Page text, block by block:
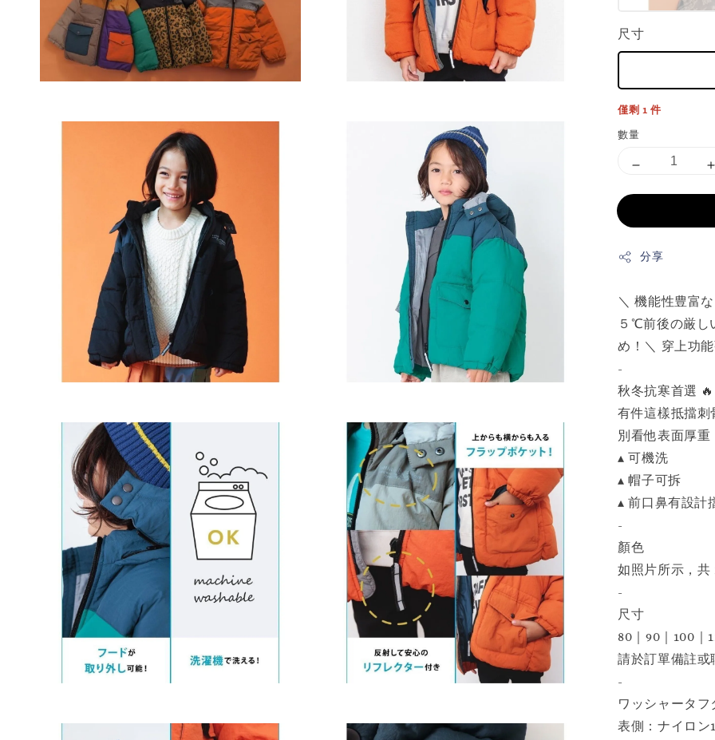
尺寸
僅剩 1 件
數量
分享
＼ 機能性豊富
５℃前後の厳し
め！＼ 穿上功
-
秋冬抗寒首選 🔥
有件這樣抵擋
別看他表面厚
▴ 可機洗
▴ 帽子可拆
▴ 前口鼻有設計
-
顏色
如照片所示，共
-
尺寸
80｜90｜100｜
請於訂單備註
-
ワッシャータフ
表側：ナイロン